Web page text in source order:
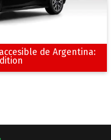
de Argentina: